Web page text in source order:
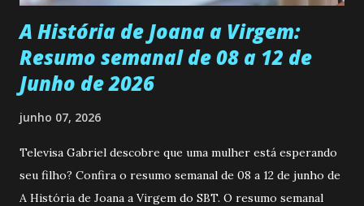
A História de Joana a Virgem:
Resumo semanal de 08 a 12 de
Junho de 2026
junho 07, 2026
Televisa Gabriel descobre que uma mulher está esperando
seu filho? Confira o resumo semanal de 08 a 12 de junho de
A História de Joana a Virgem do SBT. O resumo semanal